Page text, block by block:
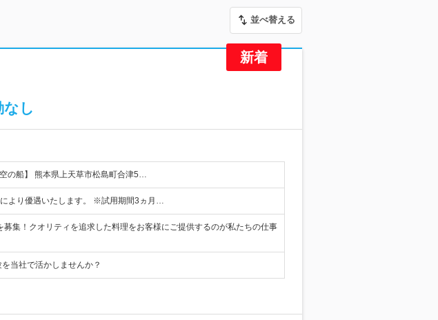
並べ替える
し
の船】 熊本県上天草市松島町合津5…
より優遇いたします。 ※試用期間3ヵ月…
集！クオリティを追求した料理をお客様にご提供するのが私たちの仕事
当社で活かしませんか？